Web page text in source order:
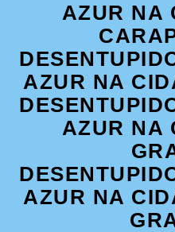
AZUR NA
AZUR NA
AZUR NA
AZUR NA